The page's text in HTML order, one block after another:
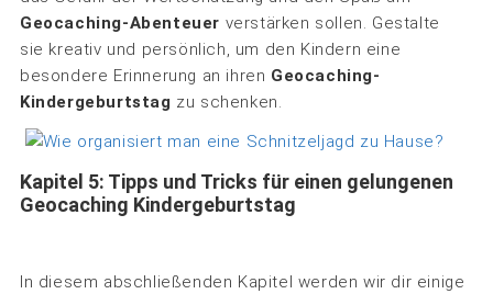
Geocaching-Abenteuer verstärken sollen. Gestalte
sie kreativ und persönlich, um den Kindern eine
besondere Erinnerung an ihren Geocaching-
Kindergeburtstag zu schenken.
Kapitel 5: Tipps und Tricks für einen gelungenen
Geocaching Kindergeburtstag
In diesem abschließenden Kapitel werden wir dir einige